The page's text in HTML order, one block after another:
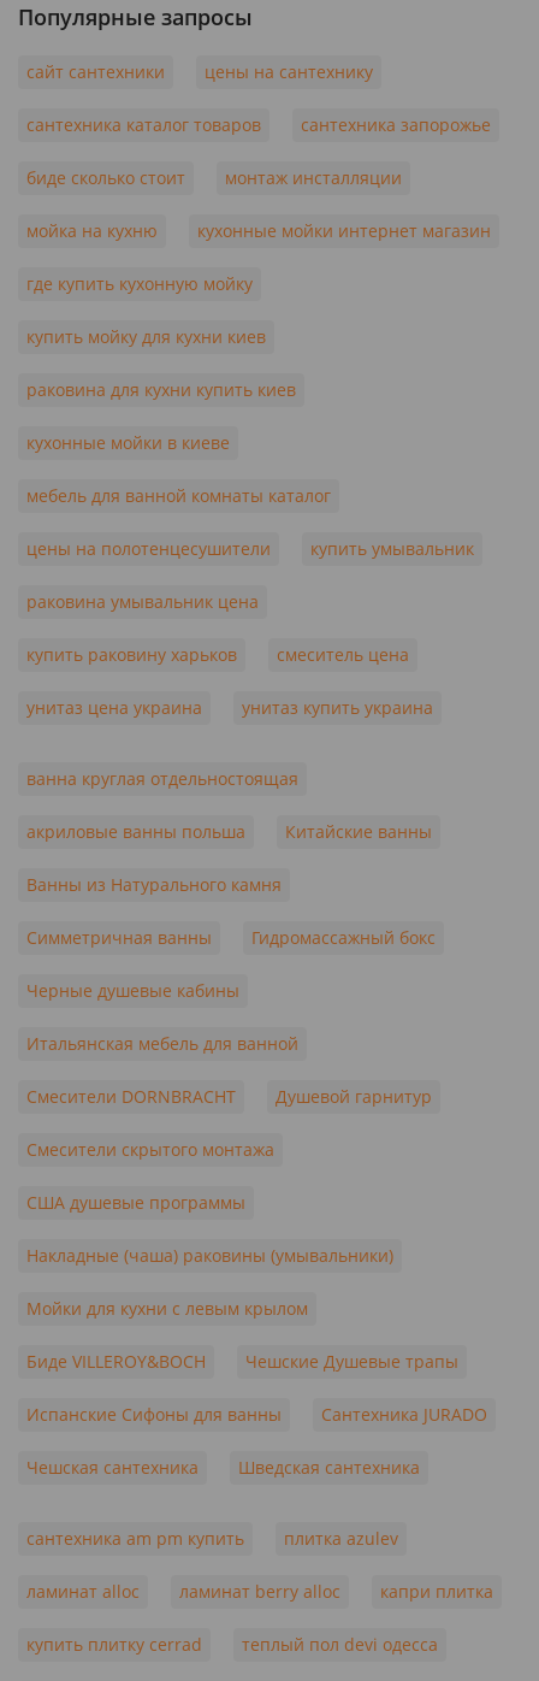
Популярные запросы
сайт сантехники цены на сантехнику
сантехника каталог товаров сантехника запорожье
биде сколько стоит монтаж инсталляции
мойка на кухню кухонные мойки интернет магазин
где купить кухонную мойку
купить мойку для кухни киев
раковина для кухни купить киев
кухонные мойки в киеве
мебель для ванной комнаты каталог
цены на полотенцесушители купить умывальник
раковина умывальник цена
купить раковину харьков смеситель цена
унитаз цена украина унитаз купить украина
ванна круглая отдельностоящая
акриловые ванны польша Китайские ванны
Ванны из Натурального камня
Симметричная ванны Гидромассажный бокс
Черные душевые кабины
Итальянская мебель для ванной
Смесители DORNBRACHT Душевой гарнитур
Смесители скрытого монтажа
США душевые программы
Накладные (чаша) раковины (умывальники)
Мойки для кухни с левым крылом
Биде VILLEROY&BOCH Чешские Душевые трапы
Испанские Сифоны для ванны Сантехника JURADO
Чешская сантехника Шведская сантехника
сантехника am pm купить плитка azulev
ламинат alloc ламинат berry alloc капри плитка
купить плитку cerrad теплый пол devi одесса